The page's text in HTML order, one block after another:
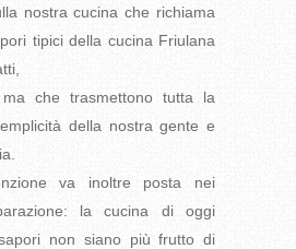
nostra cucina che richiama
tipici della cucina Friulana
che trasmettono tutta la
della nostra gente e
va inoltre posta nei
la cucina di oggi
non siano più frutto di